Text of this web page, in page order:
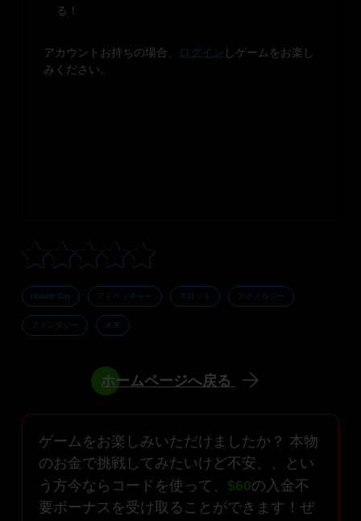
る！
アカウントお持ちの場合、 ログイン しゲームをお楽し
みください。
Nolimit City アドベンチャー スロット テクノロジー
ファンタジー 未来
ホームページへ戻る
ゲームをお楽しみいただけましたか？ 本物
のお金で挑戦してみたいけど不安、、とい
う方今ならコードを使って、 $60の入金不
要ボーナスを受け取ることができます！ぜ